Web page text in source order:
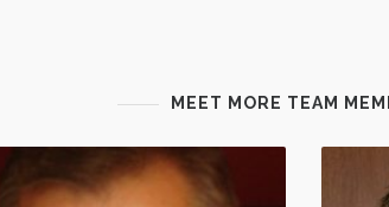
MEET MORE TEAM